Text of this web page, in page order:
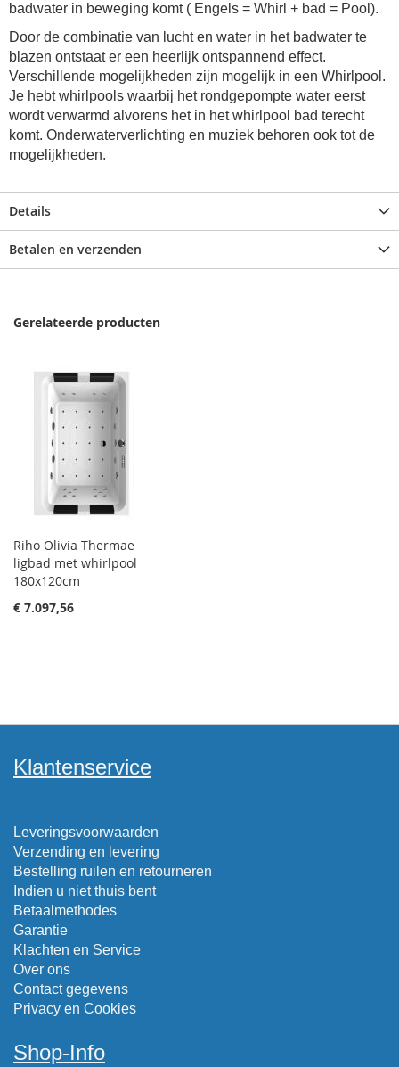
badwater in beweging komt ( Engels = Whirl + bad = Pool).
Door de combinatie van lucht en water in het badwater te
blazen ontstaat er een heerlijk ontspannend effect.
Verschillende mogelijkheden zijn mogelijk in een Whirlpool.
Je hebt whirlpools waarbij het rondgepompte water eerst
wordt verwarmd alvorens het in het whirlpool bad terecht
komt. Onderwaterverlichting en muziek behoren ook tot de
mogelijkheden.
Details
Betalen en verzenden
Gerelateerde producten
Riho Olivia Thermae
ligbad met whirlpool
180x120cm
€ 7.097,56
Klantenservice
Leveringsvoorwaarden
Verzending en levering
Bestelling ruilen en retourneren
Indien u niet thuis bent
Betaalmethodes
Garantie
Klachten en Service
Over ons
Contact gegevens
Privacy en Cookies
Shop-Info